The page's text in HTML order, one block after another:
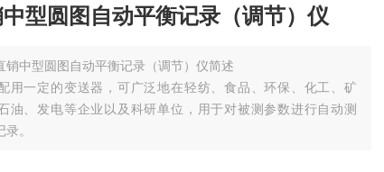
型圆图自动平衡记录（调节）仪
销中型圆图自动平衡记录（调节）仪简述
用一定的变送器，可广泛地在轻纺、食品、环保、化工、矿
油、发电等企业以及科研单位，用于对被测参数进行自动测
。